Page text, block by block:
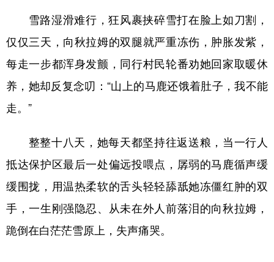
雪路湿滑难行，狂风裹挟碎雪打在脸上如刀割，
仅仅三天，向秋拉姆的双腿就严重冻伤，肿胀发紫，
每走一步都浑身发颤，同行村民轮番劝她回家取暖休
养，她却反复念叨：“山上的马鹿还饿着肚子，我不能
走。”
整整十八天，她每天都坚持往返送粮，当一行人
抵达保护区最后一处偏远投喂点，孱弱的马鹿循声缓
缓围拢，用温热柔软的舌头轻轻舔舐她冻僵红肿的双
手，一生刚强隐忍、从未在外人前落泪的向秋拉姆，
跪倒在白茫茫雪原上，失声痛哭。